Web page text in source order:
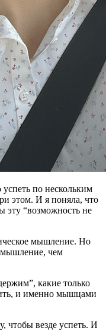
по нескольким
этом. И я поняла, что
эту “возможность не
мышление. Но
мышление, чем
какие только
и именно мышцами
чтобы везде успеть. И